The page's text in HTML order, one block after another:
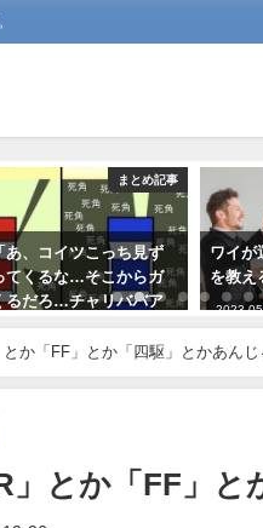
まとめ記事
あ、コイツこっち見ず
てくるな…そこからガ
るだろ…チャリババア
識してねえな…」ﾊﾝﾄﾞﾙ
ワイが
を教え
2023-
か「FF」とか「四駆」とかあんじ
」とか「FF」と